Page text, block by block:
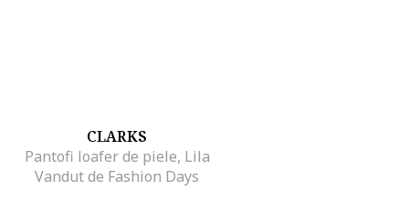
CLARKS
Pantofi loafer de piele, Lila
Vandut de Fashion Days